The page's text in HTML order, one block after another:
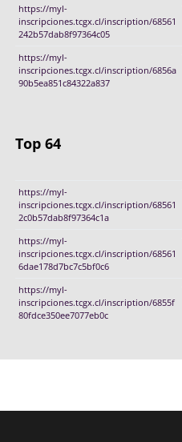
https://myl-
inscripciones.tcgx.cl/inscription/68561
242b57dab8f97364c05
https://myl-
inscripciones.tcgx.cl/inscription/6856a
90b5ea851c84322a837
Top 64
https://myl-
inscripciones.tcgx.cl/inscription/68561
2c0b57dab8f97364c1a
https://myl-
inscripciones.tcgx.cl/inscription/68561
6dae178d7bc7c5bf0c6
https://myl-
inscripciones.tcgx.cl/inscription/6855f
80fdce350ee7077eb0c